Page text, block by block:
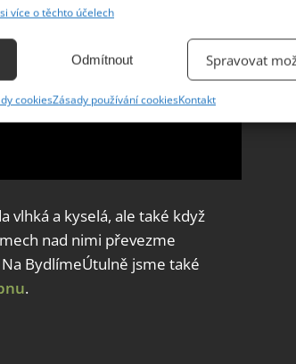
automaticky přenášených informací.
informací.
a zjišťování podvodů a
a zobrazování reklamy a obsahu,
více o těchto účelech
Odmítnout Spravovat
cookiesZásady používání cookiesKontakt
vlhká a kyselá, ale také když
nad nimi převezme
BydlímeÚtulně jsme také
.